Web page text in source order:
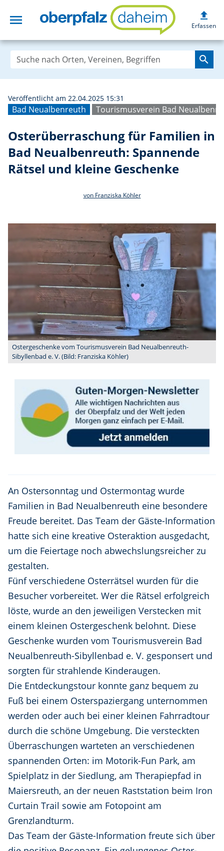
menu upload
Erfassen
search
Bad Neualbenreuth Tourismusverein Bad
Veröffentlicht am 22.04.2025 15:31
Osterüberraschung für Familien in
Bad Neualbenreuth: Spannende
Rätsel und kleine Geschenke
von Franziska Köhler
Ostergeschenke vom Tourismusverein Bad Neualbenreuth-
Sibyllenbad e. V. (Bild: Franziska Köhler)
An Ostersonntag und Ostermontag wurde
Familien in Bad Neualbenreuth eine besondere
Freude bereitet. Das Team der Gäste-Information
hatte sich eine kreative Osteraktion ausgedacht,
um die Feiertage noch abwechslungsreicher zu
gestalten.
Fünf verschiedene Osterrätsel wurden für die
Besucher vorbereitet. Wer die Rätsel erfolgreich
löste, wurde an den jeweiligen Verstecken mit
einem kleinen Ostergeschenk belohnt. Diese
Geschenke wurden vom Tourismusverein Bad
Neualbenreuth-Sibyllenbad e. V. gesponsert und
sorgten für strahlende Kinderaugen.
Die Entdeckungstour konnte ganz bequem zu
Fuß bei einem Osterspaziergang unternommen
werden oder auch bei einer kleinen Fahrradtour
durch die schöne Umgebung. Die versteckten
Überraschungen warteten an verschiedenen
spannenden Orten: im Motorik-Fun Park, am
Spielplatz in der Siedlung, am Therapiepfad in
Maiersreuth, an der neuen Raststation beim Iron
Curtain Trail sowie am Fotopoint am
Grenzlandturm.
Das Team der Gäste-Information freute sich über